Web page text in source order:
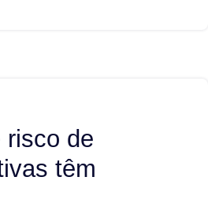
de
têm